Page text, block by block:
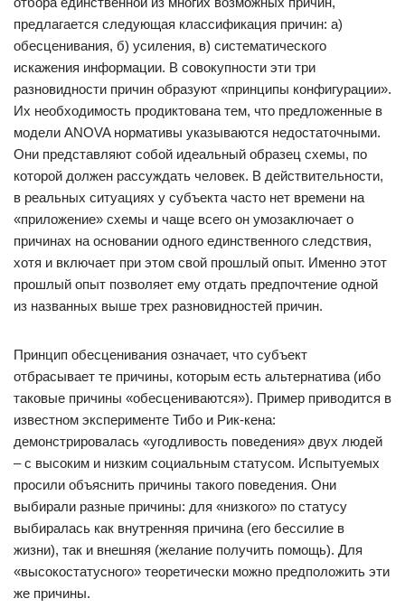
предлагается следующая классификация причин: а)
обесценивания, б) усиления, в) систематического
искажения информации. В совокупности эти три
разновидности причин образуют «принципы конфигурации».
Их необходимость продиктована тем, что предложенные в
модели ANOVA нормативы указываются недостаточными.
Они представляют собой идеальный образец схемы, по
которой должен рассуждать человек. В действительности,
в реальных ситуациях у субъекта часто нет времени на
«приложение» схемы и чаще всего он умозаключает о
причинах на основании одного единственного следствия,
хотя и включает при этом свой прошлый опыт. Именно этот
прошлый опыт позволяет ему отдать предпочтение одной
из названных выше трех разновидностей причин.
Принцип обесценивания означает, что субъект
отбрасывает те причины, которым есть альтернатива (ибо
таковые причины «обесцениваются»). Пример приводится в
известном эксперименте Тибо и Рик-кена:
демонстрировалась «угодливость поведения» двух людей
– с высоким и низким социальным статусом. Испытуемых
просили объяснить причины такого поведения. Они
выбирали разные причины: для «низкого» по статусу
выбиралась как внутренняя причина (его бессилие в
жизни), так и внешняя (желание получить помощь). Для
«высокостатусного» теоретически можно предположить эти
же причины.